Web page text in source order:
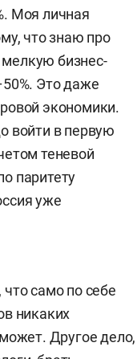
Моя личная
что знаю про
бизнес-
Это даже
экономики.
войти в первую
теневой
паритету
уже